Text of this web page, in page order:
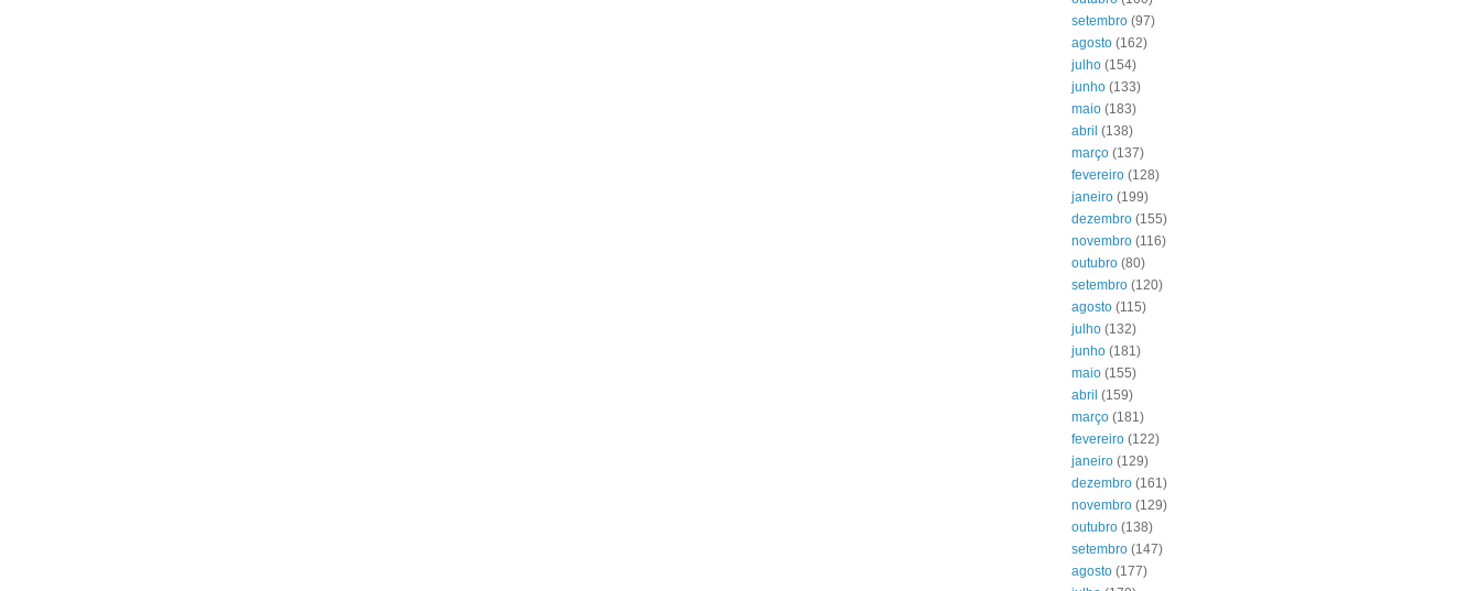
setembro (97)
agosto (162)
julho (154)
junho (133)
maio (183)
abril (138)
março (137)
fevereiro (128)
janeiro (199)
dezembro (155)
novembro (116)
outubro (80)
setembro (120)
agosto (115)
julho (132)
junho (181)
maio (155)
abril (159)
março (181)
fevereiro (122)
janeiro (129)
dezembro (161)
novembro (129)
outubro (138)
setembro (147)
agosto (177)